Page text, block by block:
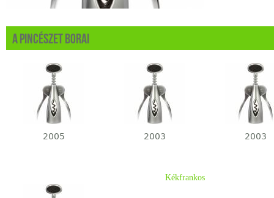
A pincészet borai
2005 2003 2003
Kékfrankos